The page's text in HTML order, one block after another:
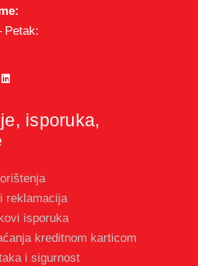
Petak:
isporuka,
reklamacija
isporuka
kreditnom karticom
i sigurnost